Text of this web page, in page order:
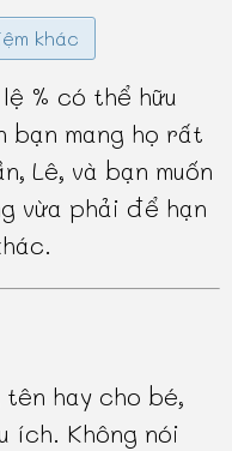
khác
% có thể hữu
bạn mang họ rất
Lê, và bạn muốn
vừa phải để hạn
hay cho bé,
ích. Không nói